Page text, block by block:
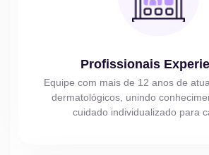
Profissionais
Equipe com mais de 12 anos de
dermatológicos, unindo
cuidado individualizado para